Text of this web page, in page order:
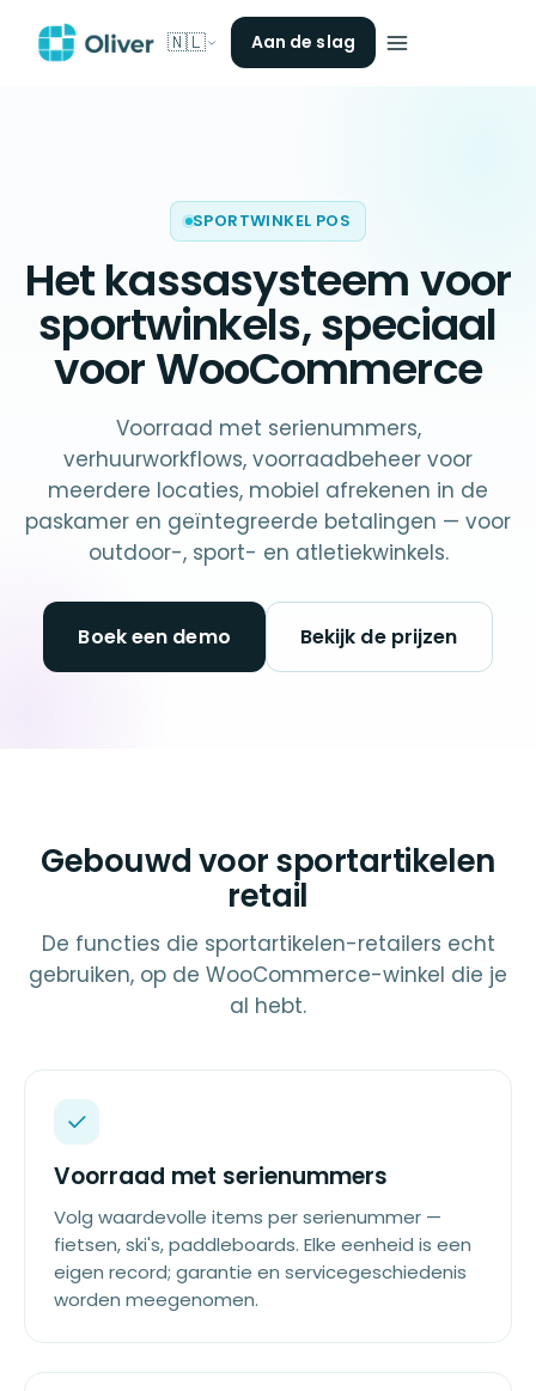
🇳🇱 Aan de slag
SPORTWINKEL POS
Hetkassasysteem voor
sportwinkels, speciaal
voor WooCommerce
Voorraad met serienummers,
verhuurworkflows, voorraadbeheer voor
meerdere locaties, mobiel afrekenen in de
paskamer en geïntegreerde betalingen — voor
outdoor-, sport- en atletiekwinkels.
Boek een demo Bekijk de prijzen
Gebouwd voor sportartikelen
retail
De functies die sportartikelen-retailers echt
gebruiken, op de WooCommerce-winkel die je
al hebt.
Voorraad met serienummers
Volg waardevolle items per serienummer —
fietsen, ski's, paddleboards. Elke eenheid is een
eigen record; garantie en servicegeschiedenis
worden meegenomen.